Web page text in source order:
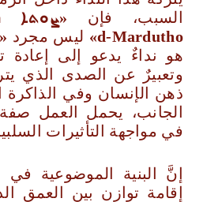
السبب، فإن «ܨܘܬܐ
d‑Mardutho
» ليس مجرد
هو نداءٌ يدعو إلى إعادة
وتعبيرٌ عن الصدى الذي
ذهن الإنسان وفي الذاكرة
الجانب، يحمل العمل
في مواجهة التأثيرات
إنَّ البنية الموضوعية
إقامة توازن بين العمق